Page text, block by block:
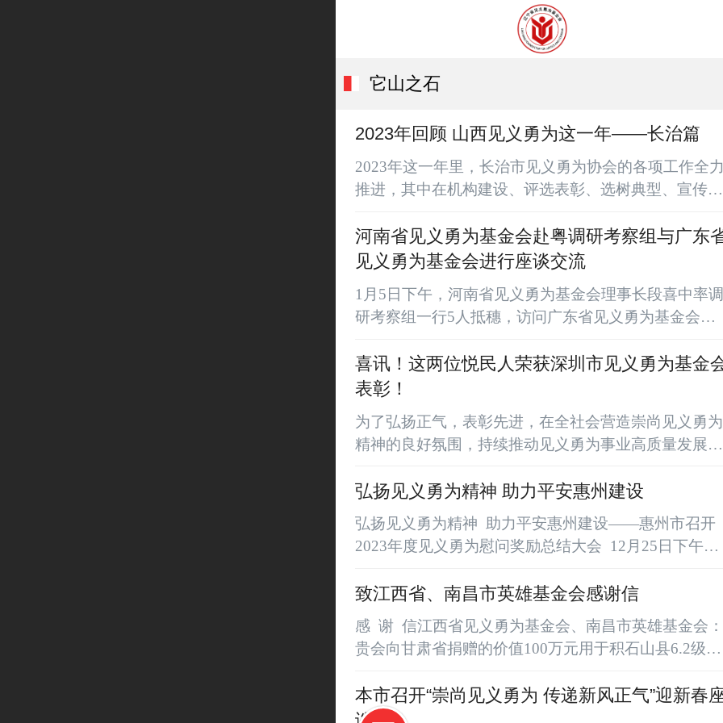
它山之石
2023年回顾 山西见义勇为这一年——长治篇
2023年这一年里，长治市见义勇为协会的各项工作全力
推进，其中在机构建设、评选表彰、选树典型、宣传工
延伸工作触角。一是在主管单位长治市委政法委的指导
下，长治市见义勇为协会顺利完成了第四届理事会换届
书明，秘书长郭章龙等5名成员组成新的领导班子。二
是组织各部门交流研讨。7月6日，举行“全面推进平安...
河南省见义勇为基金会赴粤调研考察组与广东
见义勇为基金会进行座谈交流
1月5日下午，河南省见义勇为基金会理事长段喜中率调
研考察组一行5人抵穗，访问广东省见义勇为基金会并
运行模式、制度建设及工作特点等进行全面交流和深入
探讨。座谈会现场广东省见义勇为基金会理事长李京主
示热烈欢迎。副理事长兼秘书长详细介绍了广东省基金
会的基本情况。双方参会人员进行了充分交流。广东省
喜讯！这两位悦民人荣获深圳市见义勇为基金
表彰！
为了弘扬正气，表彰先进，在全社会营造崇尚见义勇为
精神的良好氛围，持续推动见义勇为事业高质量发展。
路京基100大厦B座7楼会议室召开2023年深圳市见义勇
为基金会负责人以及各区委政法委分管领导共同为受表
彰的见义勇为个人和集体颁奖。深圳市悦民智慧保安后
弘扬见义勇为精神 助力平安惠州建设
弘扬见义勇为精神 助力平安惠州建设——惠州市召开
2023年度见义勇为慰问奖励总结大会 12月25日下午，
见义勇为基金会理事长李京同志，省委政法委有关领
为基金会理事会成员、监事以及市、县（区）见义勇为
评定委员会相关负责同志参加了会议，会议还邀请了相
致江西省、南昌市英雄基金会感谢信
感 谢 信江西省见义勇为基金会、南昌市英雄基金会：
贵会向甘肃省捐赠的价值100万元用于积石山县6.2级地
民对贵会表示最衷心的感谢和最崇高的敬意！ 积石山
保安族东乡族撒拉族自治县，隶属临夏回族自治州，有
本市召开“崇尚见义勇为 传递新风正气”迎新春